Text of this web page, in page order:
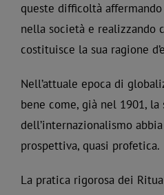
queste difficoltà
nella società e realizzando
costituisce la sua ragione
Nell’attuale epoca di
bene come, già nel 1901, la
dell’internazionalismo
prospettiva, quasi profetica.
La pratica rigorosa dei